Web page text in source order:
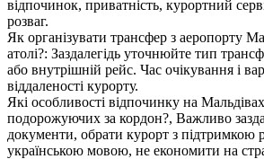
відпочинок, приватність, курортний
розваг.
Як організувати трансфер з аеропорту
атолі?: Заздалегідь уточнюйте тип
або внутрішній рейс. Час очікування і
віддаленості курорту.
Які особливості відпочинку на
подорожуючих за кордон?, Важливо
документи, обрати курорт з підтримкою
українською мовою, не економити на